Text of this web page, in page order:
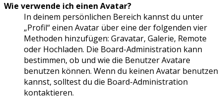
Wie verwende ich einen Avatar?
In deinem persönlichen Bereich kannst du unter
„Profil“ einen Avatar über eine der folgenden vier
Methoden hinzufügen: Gravatar, Galerie, Remote
oder Hochladen. Die Board-Administration kann
bestimmen, ob und wie die Benutzer Avatare
benutzen können. Wenn du keinen Avatar benutzen
kannst, solltest du die Board-Administration
kontaktieren.